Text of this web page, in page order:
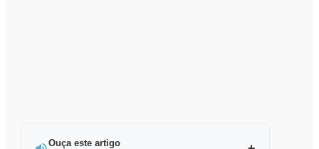
Ouça este artigo